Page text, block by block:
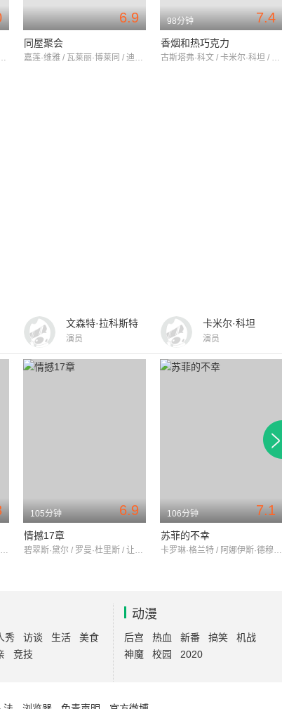
梅迪·萨东 / 朱莉·德博纳
6.9
同屋聚会
嘉莲·维雅 / 瓦莱丽·博莱同 / 迪迪埃·布尔东
7.4
98分钟
香烟和热巧克力
古斯塔弗·科文 / 卡米尔·科坦 / HéloseDugas
文森特·拉科斯特
演员
卡米尔·科坦
演员
凯瑟琳·德纳芙 / 露德温·塞尼耶 / 米洛斯·福尔曼
6.9
105分钟
情撼17章
碧翠斯·黛尔 / 罗曼·杜里斯 / 让娜·巴利巴尔
7.1
106分钟
苏菲的不幸
卡罗琳·格兰特 / 阿娜伊斯·德穆斯蒂埃 / 格什菲·法拉哈尼
秀 访谈 生活
美食
竞技
动漫
后宫 热血 新番 搞笑
机战
神魔
校园 2020